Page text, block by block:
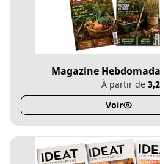
Magazine
À partir de
Voir